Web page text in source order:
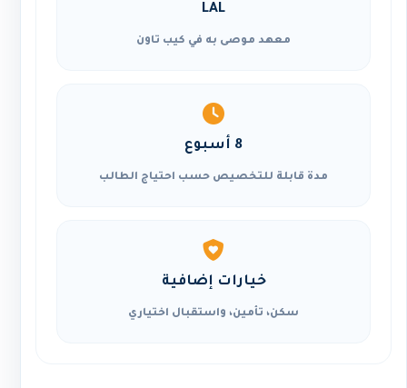
LAL
معهد موصى به في كيب تاون
8 أسبوع
مدة قابلة للتخصيص حسب احتياج الطالب
خيارات إضافية
سكن، تأمين، واستقبال اختياري